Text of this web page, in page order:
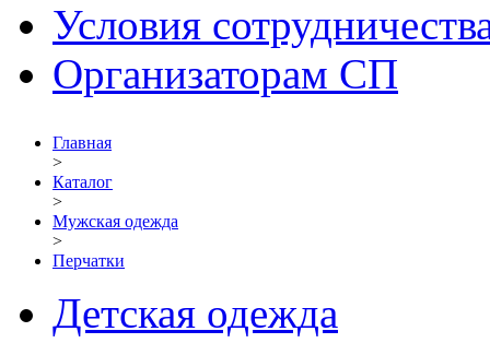
Условия
Организаторам СП
Главная
>
Каталог
>
Мужская одежда
>
Перчатки
Детская одежда